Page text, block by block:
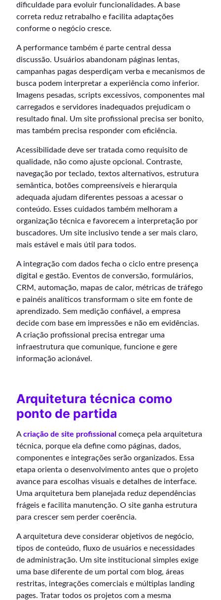
dificuldade para evoluir funcionalidades. A base
correta reduz retrabalho e facilita adaptações
conforme o negócio cresce.
A performance também é parte central dessa
discussão. Usuários abandonam páginas lentas,
campanhas pagas desperdiçam verba e mecanismos de
busca podem interpretar a experiência como inferior.
Imagens pesadas, scripts excessivos, componentes mal
carregados e servidores inadequados prejudicam o
resultado final. Um site profissional precisa ser bonito,
mas também precisa responder com eficiência.
Acessibilidade deve ser tratada como requisito de
qualidade, não como ajuste opcional. Contraste,
navegação por teclado, textos alternativos, estrutura
semântica, botões compreensíveis e hierarquia
adequada ajudam diferentes pessoas a acessar o
conteúdo. Esses cuidados também melhoram a
organização técnica e favorecem a interpretação por
buscadores. Um site inclusivo tende a ser mais claro,
mais estável e mais útil para todos.
A integração com dados fecha o ciclo entre presença
digital e gestão. Eventos de conversão, formulários,
CRM, automação, mapas de calor, métricas de tráfego
e painéis analíticos transformam o site em fonte de
aprendizado. Sem medição confiável, a empresa
decide com base em impressões e não em evidências.
A criação profissional precisa entregar uma
infraestrutura que comunique, funcione e gere
informação acionável.
Arquitetura técnica como
ponto de partida
Acriação de site profissional começa pela arquitetura
técnica, porque ela define como páginas, dados,
componentes e integrações serão organizados. Essa
etapa orienta o desenvolvimento antes que o projeto
avance para escolhas visuais e detalhes de interface.
Uma arquitetura bem planejada reduz dependências
frágeis e facilita manutenção. O site ganha estrutura
para crescer sem perder coerência.
A arquitetura deve considerar objetivos de negócio,
tipos de conteúdo, fluxo de usuários e necessidades
de administração. Um site institucional simples exige
uma base diferente de um portal com blog, áreas
restritas, integrações comerciais e múltiplas landing
pages. Tratar todos os projetos com a mesma